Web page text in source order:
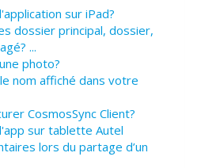
sur iPad?
dossier principal, dossier,
...
photo?
nom affiché dans votre
CosmosSync Client?
sur tablette Autel
lors du partage d’un